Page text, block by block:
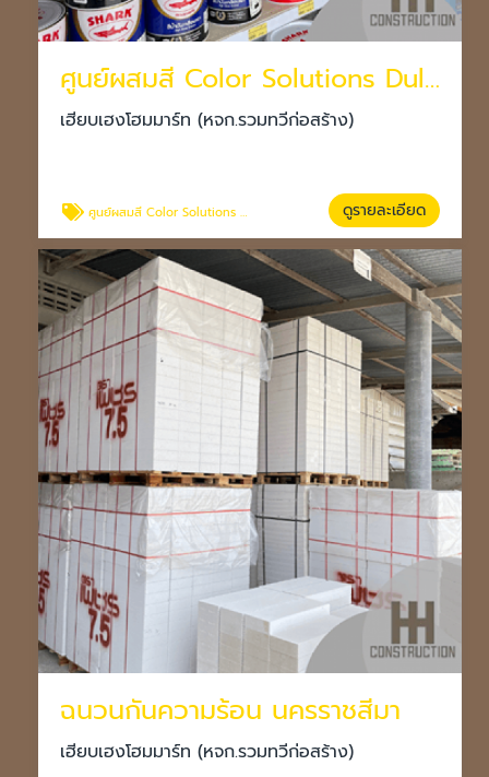
ศูนย์ผสมสี Color Solutions Dulux โคราช
เฮียบเฮงโฮมมาร์ท (หจก.รวมทวีก่อสร้าง)
ศูนย์ผสมสี Color Solutions Dulux โคราช ดูรายละเอียด
ฉนวนกันความร้อน นครราชสีมา
เฮียบเฮงโฮมมาร์ท (หจก.รวมทวีก่อสร้าง)